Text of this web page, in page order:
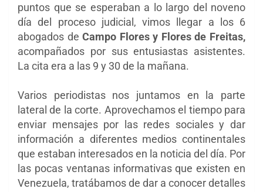
puntos que se esperaban a lo largo del noveno
día del proceso judicial, vimos llegar a los 6
abogados deCampo Flores y Flores de Freitas,
acompañados por sus entusiastas asistentes.
La cita era a las 9 y 30 de la mañana.
Varios periodistas nos juntamos en la parte
lateral de la corte. Aprovechamos el tiempo para
enviar mensajes por las redes sociales y dar
información a diferentes medios continentales
que estaban interesados en la noticia del día. Por
las pocas ventanas informativas que existen en
Venezuela, tratábamos de dar a conocer detalles